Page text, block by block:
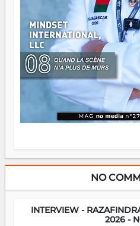
NO
INTERVIEW -
2026 -